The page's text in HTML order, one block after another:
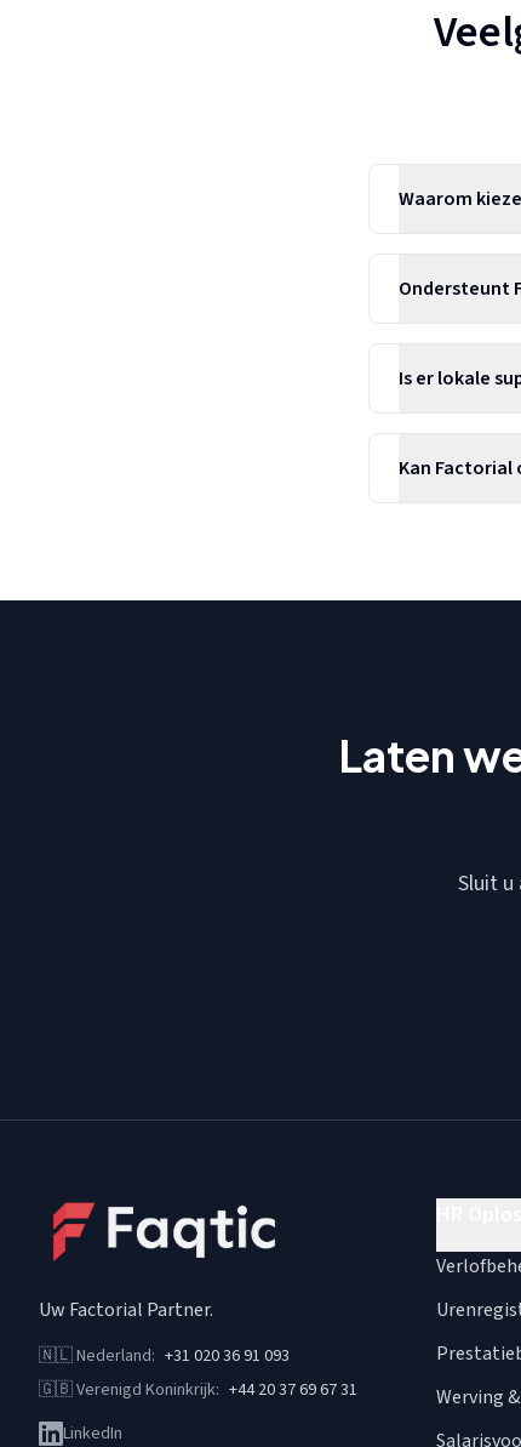
Waarom
Ondersteunt
Is er lokale
Kan
Laten
Sluit u
Uw Factorial Partner.
🇳🇱Nederland: +31 020 36 91 093
🇬🇧Verenigd Koninkrijk: +44 20 37 69 67 31
LinkedIn
Werving